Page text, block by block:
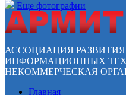
Еще фотографии
АССОЦИАЦИЯ
ИНФОРМАЦИОННЫХ
НЕКОММЕРЧЕСКАЯ
Главная